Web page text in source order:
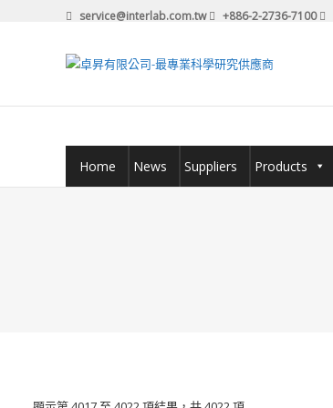
service@interlab.com.tw +886-2-2736-7100
卓
昇
限
學
Home News Suppliers Products